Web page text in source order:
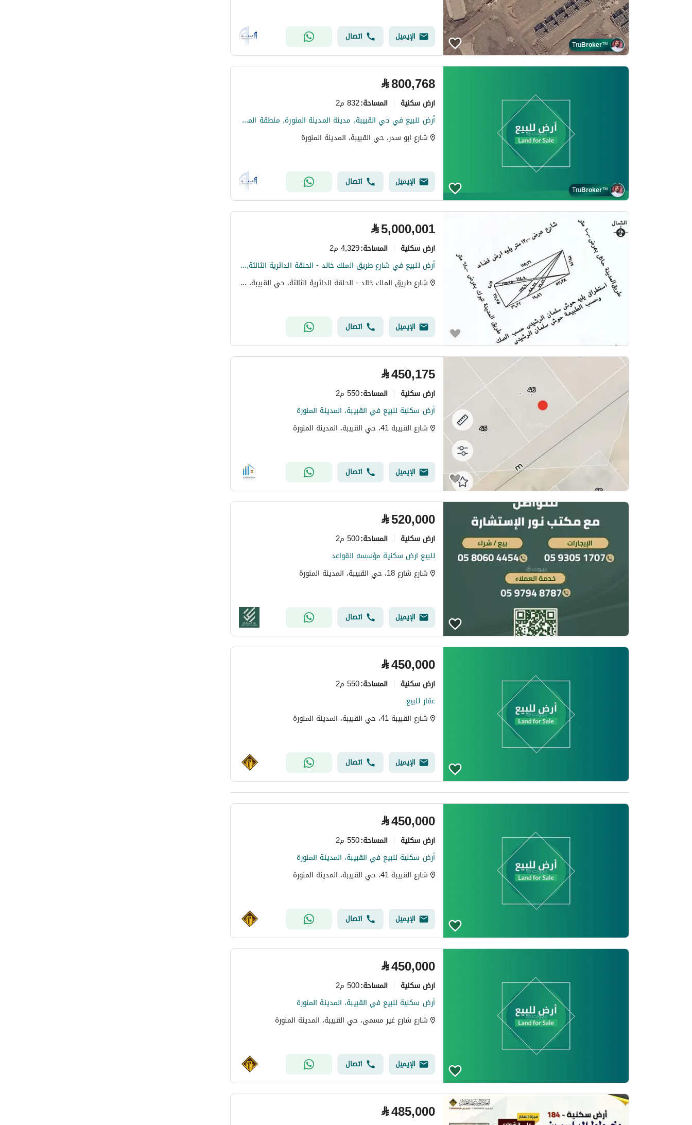
TruBroker™
الإيميل اتصال
TruBroker™
⃁800,768
ارض سكنية المساحة:832 م2
أرض للبيع في حي القبيبة, مدينة المدينة المنورة, منطقة المدينة المنورة
شارع ابو سدر، حي القبيبة، المدينة المنورة
الإيميل اتصال
⃁5,000,001
ارض سكنية المساحة:4,329 م2
أرض للبيع في شارع طريق الملك خالد - الحلقة الدائرية الثالثة, حي القبيبة, مدينة المدينة المنورة
شارع طريق الملك خالد - الحلقة الدائرية الثالثة، حي القبيبة، المدينة المنورة
الإيميل اتصال
⃁450,175
ارض سكنية المساحة:550 م2
أرض سكنية للبيع في القبيبة، المدينة المنورة
شارع القبيبة 41، حي القبيبة، المدينة المنورة
الإيميل اتصال
⃁520,000
ارض سكنية المساحة:500 م2
للبيع ارض سكنية مؤسسه القواعد
شارع شارع 18، حي القبيبة، المدينة المنورة
الإيميل اتصال
⃁450,000
ارض سكنية المساحة:550 م2
عقار للبيع
شارع القبيبة 41، حي القبيبة، المدينة المنورة
الإيميل اتصال
⃁450,000
ارض سكنية المساحة:550 م2
أرض سكنية للبيع في القبيبة، المدينة المنورة
شارع القبيبة 41، حي القبيبة، المدينة المنورة
الإيميل اتصال
⃁450,000
ارض سكنية المساحة:500 م2
أرض سكنية للبيع في القبيبة، المدينة المنورة
شارع شارع غير مسمى، حي القبيبة، المدينة المنورة
الإيميل اتصال
⃁485,000